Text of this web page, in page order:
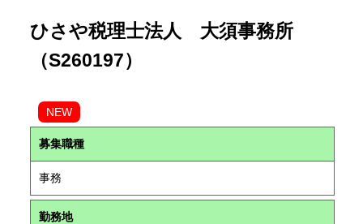
ひさや税理士法人 大須事務所
（S260197）
NEW
募集職種
事務
勤務地